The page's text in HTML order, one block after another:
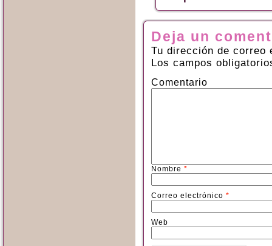
Deja un
Tu dirección de correo
Los campos
Comentario
Nombre *
Correo electrónico *
Web